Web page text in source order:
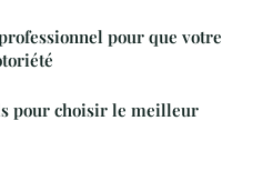
pour que votre
pour choisir le meilleur